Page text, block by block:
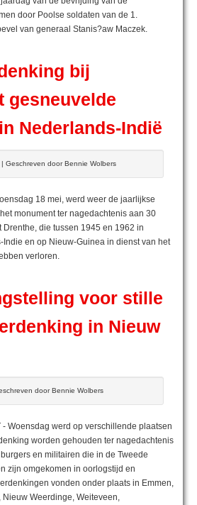
door Poolse soldaten van de 1.
van generaal Stanis?aw Maczek.
bij
gesneuvelde
Nederlands-Indië
Geschreven door Bennie Wolbers
18 mei, werd weer de jaarlijkse
monument ter nagedachtenis aan 30
Drenthe, die tussen 1945 en 1962 in
en op Nieuw-Guinea in dienst van het
verloren.
voor stille
in Nieuw
door Bennie Wolbers
- Woensdag werd op verschillende plaatsen
worden gehouden ter nagedachtenis
en militairen die in de Tweede
zijn omgekomen in oorlogstijd en
vonden onder plaats in Emmen,
Nieuw Weerdinge, Weiteveen,